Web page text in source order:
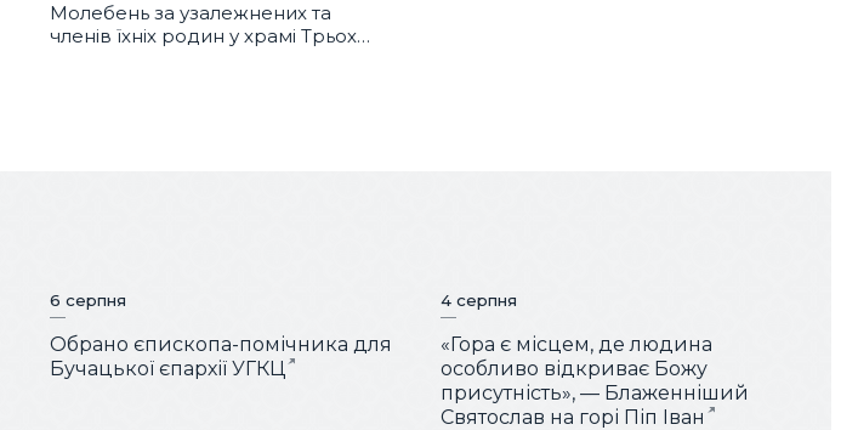
Молебень за узалежнених та
членів їхніх родин у храмі Трьох
6 серпня
Обрано єпископа-помічника для
Бучацької єпархії УГКЦ
4 серпня
«Гора є місцем, де людина
особливо відкриває Божу
присутність», — Блаженніший
Святослав на горі Піп Іван